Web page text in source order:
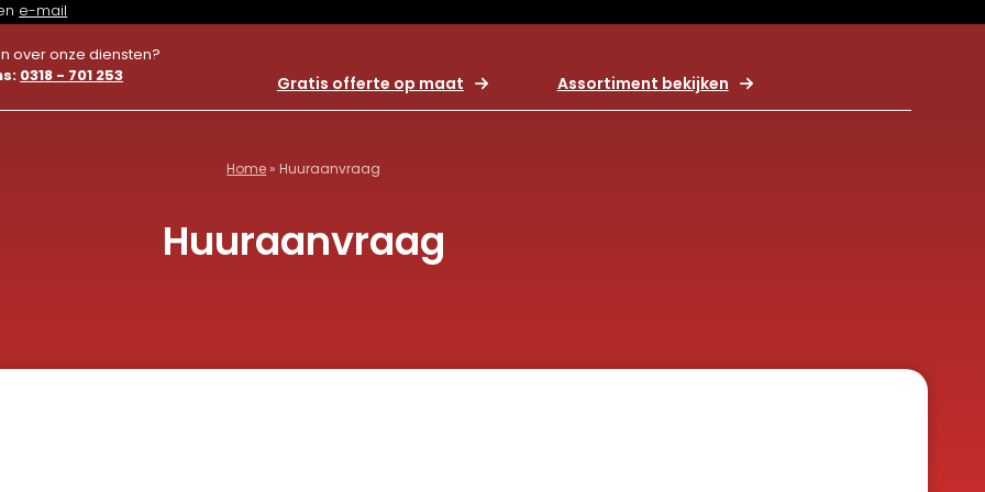
e-mail
over onze diensten?
0318 - 701 253 Gratis offerte op maat Assortiment bekijken
Home » Huuraanvraag
Huuraanvraag